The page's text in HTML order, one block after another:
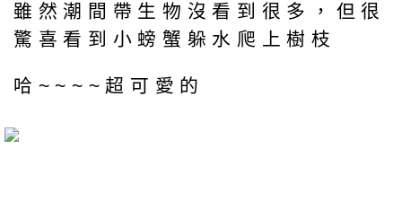
雖然潮間帶生物沒看到很多，但很
驚喜看到小螃蟹躲水爬上樹枝
哈~~~~超可愛的